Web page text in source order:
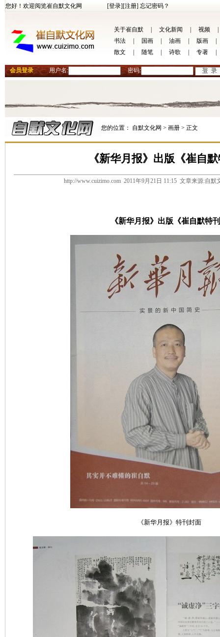
您好！欢迎阅览崔自默文化网 [登录][注册] 忘记密码？
关于崔自默 文化新闻 视频
书法
国画 油画 版画
散文
随笔 诗歌 专著
会员登录 用户名: 密码:
您的位置： 自默文化网 > 画册 > 正文
《新华月报》出版《崔自
http://www.cuizimo.com 2011年9月21日 11:15 文章来源:自
《新华月报》出版《崔自默特
《新华月报》特刊封面